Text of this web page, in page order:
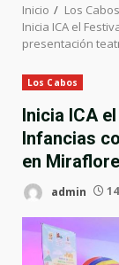
Inicio
Los Cabos
Inicia ICA el
presentación
Los Cabos
Inicia ICA
Infancias
en
admin